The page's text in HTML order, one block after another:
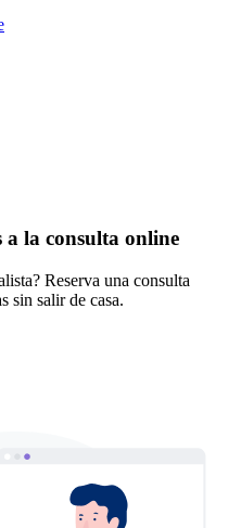
a la consulta online
Reserva una consulta
sin salir de casa.